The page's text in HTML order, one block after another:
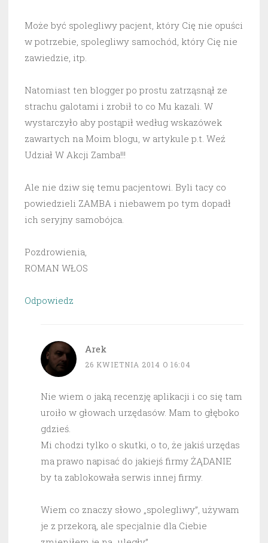
Może być spolegliwy pacjent, który Cię nie opuści
w potrzebie, spolegliwy samochód, który Cię nie
zawiedzie, itp.
Natomiast ten blogger po prostu zatrząsnął ze
strachu galotami i zrobił to co Mu kazali. W
wystarczyło aby postąpił według wskazówek
zawartych na Moim blogu, w artykule p.t. Weź
Udział W Akcji Zamba!!!
Ale nie dziw się temu pacjentowi. Byli tacy co
powiedzieli ZAMBA i niebawem po tym dopadł
ich seryjny samobójca.
Pozdrowienia,
ROMAN WŁOS
Odpowiedz
Arek
26 KWIETNIA 2014 O 16:04
Nie wiem o jaką recenzję aplikacji i co się tam
uroiło w głowach urzędasów. Mam to głęboko
gdzieś.
Mi chodzi tylko o skutki, o to, że jakiś urzędas
ma prawo napisać do jakiejś firmy ŻĄDANIE
by ta zablokowała serwis innej firmy.
Wiem co znaczy słowo „spolegliwy”, używam
je z przekorą, ale specjalnie dla Ciebie